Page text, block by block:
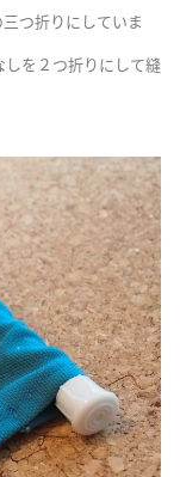
つ折りにしていま
を２つ折りにして縫